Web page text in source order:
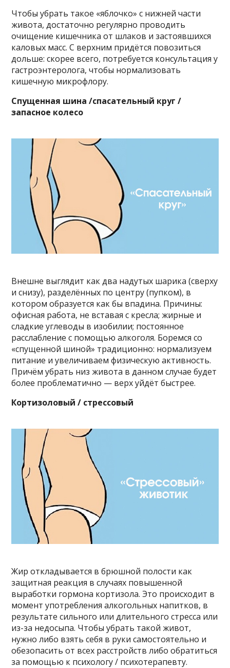
Чтобы убрать такое «яблочко» с нижней части
живота, достаточно регулярно проводить
очищение кишечника от шлаков и застоявшихся
каловых масс. С верхним придётся повозиться
дольше: скорее всего, потребуется консультация у
гастроэнтеролога, чтобы нормализовать
кишечную микрофлору.
Спущенная шина /спасательный круг /
запасное колесо
Внешне выглядит как два надутых шарика (сверху
и снизу), разделённых по центру (пупком), в
котором образуется как бы впадина. Причины:
офисная работа, не вставая с кресла; жирные и
сладкие углеводы в изобилии; постоянное
расслабление с помощью алкоголя. Боремся со
«спущенной шиной» традиционно: нормализуем
питание и увеличиваем физическую активность.
Причём убрать низ живота в данном случае будет
более проблематично — верх уйдёт быстрее.
Кортизоловый / стрессовый
Жир откладывается в брюшной полости как
защитная реакция в случаях повышенной
выработки гормона кортизола. Это происходит в
момент употребления алкогольных напитков, в
результате сильного или длительного стресса или
из-за недосыпа. Чтобы убрать такой живот,
нужно либо взять себя в руки самостоятельно и
обезопасить от всех расстройств либо обратиться
за помощью к психологу / психотерапевту.